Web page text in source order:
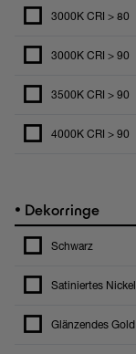
3000K CRI > 80
3000K CRI > 90
3500K CRI > 90
4000K CRI > 90
• Dekorringe
Schwarz
Satiniertes Nickel
Glänzendes Gold